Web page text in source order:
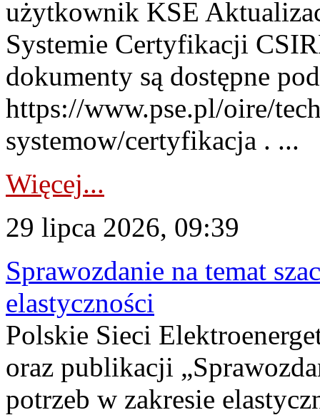
użytkownik KSE
Systemie Certyfikacji
dokumenty są dostępne
https://www.pse.pl/oire/
systemow/certyfikacja . ...
Więcej...
29 lipca 2026, 09:39
Sprawozdanie na temat
elastyczności
Polskie Sieci
oraz publikacji
potrzeb w zakresie